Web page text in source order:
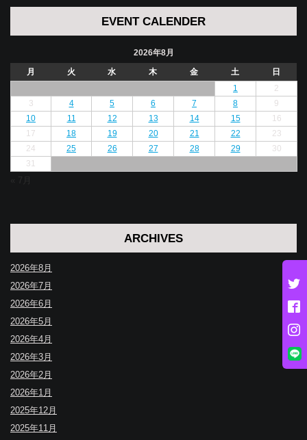
EVENT CALENDER
2026年8月
月
火 水 木 金 土
日
1
2
3
4 5 6 7 8
9
10
11 12 13 14 15
16
17
18 19 20 21 22
23
24
25 26 27 28 29
30
31
« 7月
ARCHIVES
2026年8月
2026年7月
2026年6月
2026年5月
2026年4月
2026年3月
2026年2月
2026年1月
2025年12月
2025年11月